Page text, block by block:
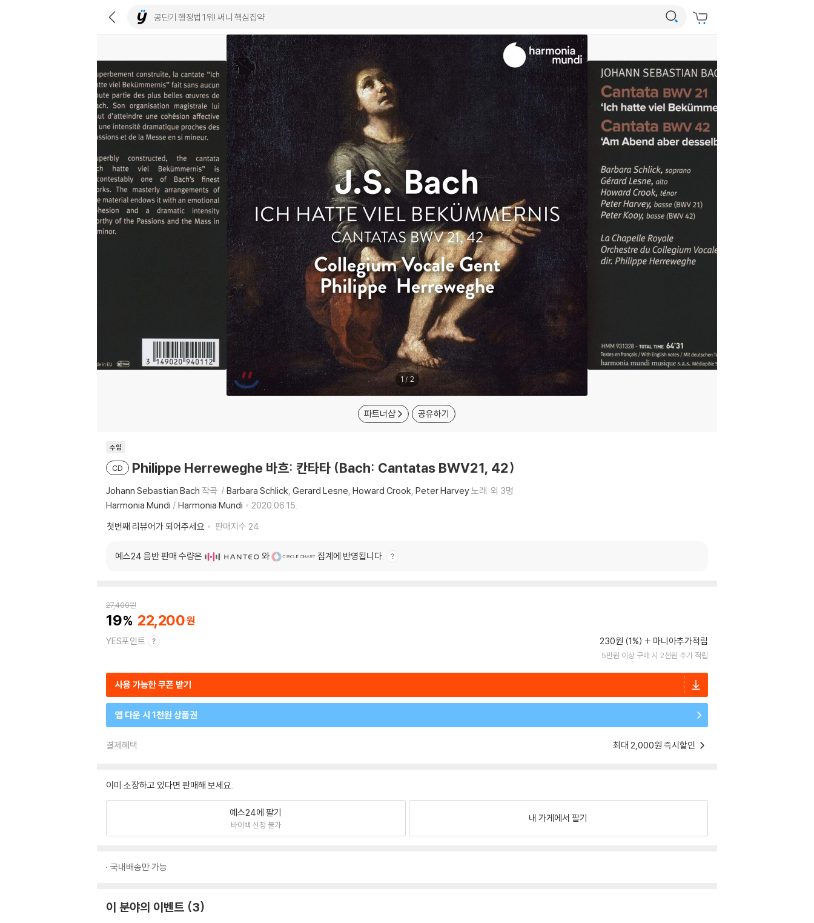
1 / 2
파트너샵 공유하기
수입
CD Philippe Herreweghe 바흐: 칸타타 (Bach: Cantatas BWV21, 42)
Johann Sebastian Bach 작곡 Barbara Schlick Gerard Lesne Howard Crook Peter Harvey노래 외 3명
Harmonia Mundi / Harmonia Mundi
2020.06.15.
첫번째 리뷰어가 되어주세요
판매지수 24
예스24 음반 판매 수량은 와 집계에 반영됩니다.
27,400원
19 22,200
YES포인트 230원 (1%) 마니아추가적립
5만원 이상 구매 시 2천원 추가 적립
사용 가능한 쿠폰 받기
앱 다운 시 1천원 상품권
결제혜택 최대 2,000원 즉시할인
이미 소장하고 있다면 판매해 보세요.
예스24에 팔기
바이백 신청 불가
내 가게에서 팔기
국내배송만 가능
이 분야의 이벤트 3